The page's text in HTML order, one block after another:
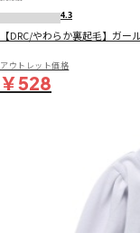
4.3
【DRC/やわらか裏起毛】ガ
アウトレット価格
￥528